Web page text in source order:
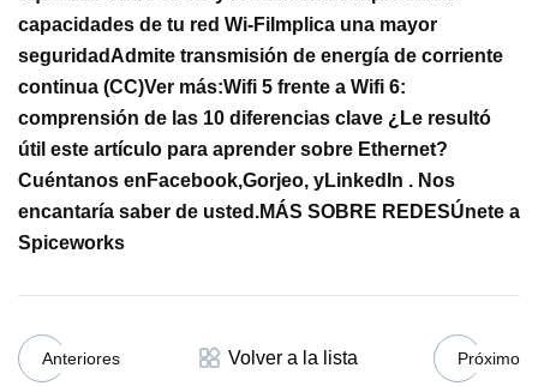
capacidades de tu red Wi-Fi Implica una mayor
seguridadAdmite transmisión de energía de corriente
continua (CC)Ver más:Wifi 5 frente a Wifi 6:
comprensión de las 10 diferencias clave ¿Le resultó
útil este artículo para aprender sobre Ethernet?
Cuéntanos en Facebook,Gorjeo, yLinkedIn . Nos
encantaría saber de usted.MÁS SOBRE REDESÚnete a
Spiceworks
Anteriores Volver a la lista Próximo